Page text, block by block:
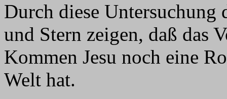
Durch diese Untersuchung
und Stern zeigen, daß das
Kommen Jesu noch eine
Welt hat.